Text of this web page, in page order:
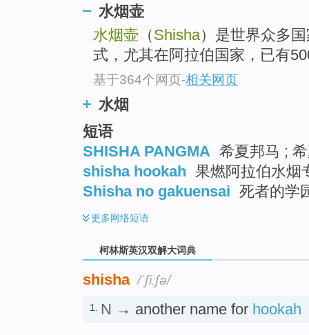
水烟壶
水烟壶 （Shisha）是世界众多
式，尤其在阿拉伯国家，已有
基于364个网页-相关网页
水烟
短语
SHISHA PANGMA 希夏邦马 ;
shisha hookah 果燃阿拉伯水烟
Shisha no gakuensai 死者的学
更多网络短语
柯林斯英汉双解大词典
shisha /ˈʃiːʃə/
1. N → another name for hookah